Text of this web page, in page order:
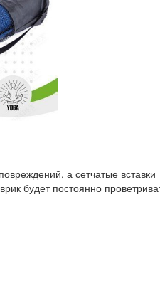
а сетчатые вставки
будет постоянно